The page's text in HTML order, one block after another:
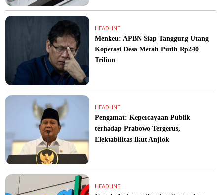
HEADLINE
Menkeu: APBN Siap Tanggung Utang
Koperasi Desa Merah Putih Rp240
Triliun
HEADLINE
Pengamat: Kepercayaan Publik
terhadap Prabowo Tergerus,
Elektabilitas Ikut Anjlok
HEADLINE